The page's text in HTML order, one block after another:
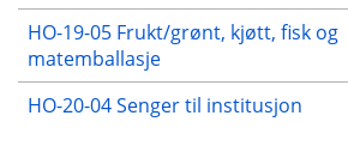
HO-19-05 Frukt/grønt, kjøtt, fisk og
matemballasje
HO-20-04 Senger til institusjon